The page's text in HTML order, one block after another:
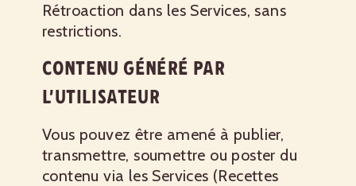
Rétroaction dans les Services, sans
restrictions.
CONTENU GÉNÉRÉ PAR
L’UTILISATEUR
Vous pouvez être amené à publier,
transmettre, soumettre ou poster du
contenu via les Services (Recettes